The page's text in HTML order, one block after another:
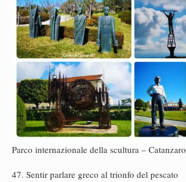
Parco internazionale della scultura – Catanzaro
47. Sentir parlare greco al trionfo del pescato